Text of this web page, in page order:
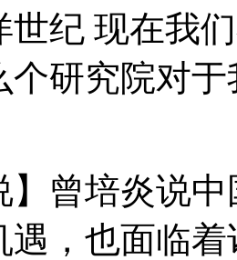
“玩不起”
人 警民合力深夜将其击毙
世纪 现在我
个研究院对
培炎说中
遇，也面临